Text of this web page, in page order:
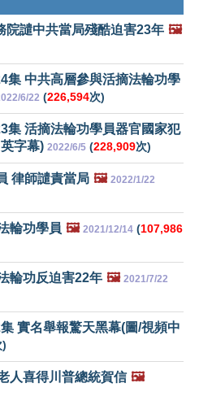
院譴中共當局殘酷迫害23年 🖼️
集 中共高層參與活摘法輪功學
6/22 (226,594次)
集 活摘法輪功學員器官國家犯
字幕) 2022/6/5 (228,909次)
律師譴責當局 🖼️ 2022/1/22
輪功學員 🖼️ 2021/12/14 (107,986
輪功反迫害22年 🖼️ 2021/7/22
實名舉報驚天黑幕(圖/視頻中
)
人喜得川普總統賀信 🖼️